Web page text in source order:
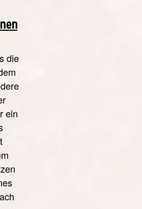
die
ein